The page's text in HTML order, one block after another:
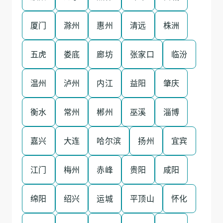
厦门 滁州 惠州 清远 株洲
五虎 娄底 廊坊 张家口 临汾
温州 泸州 内江 益阳 肇庆
衡水 常州 郴州 巫溪 淄博
嘉兴 大连 哈尔滨 扬州 宜宾
江门 梅州 赤峰 贵阳 咸阳
绵阳 绍兴 运城 平顶山 怀化